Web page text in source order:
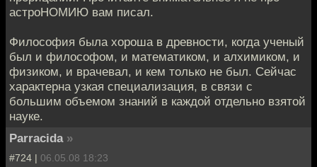
астроНОМИЮ вам писал.
Философия была хороша в древности, когда ученый
был и философом, и математиком, и алхимиком, и
физиком, и врачевал, и кем только не был. Сейчас
характерна узкая специализация, в связи с
большим объемом знаний в каждой отдельно взятой
науке.
Parracida »
#724 | 06.05.08 18:23